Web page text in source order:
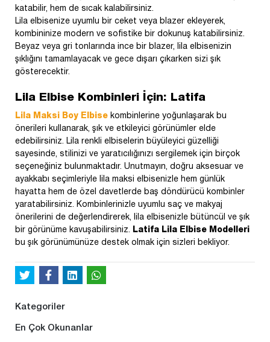
katabilir, hem de sıcak kalabilirsiniz.
Lila elbisenize uyumlu bir ceket veya blazer ekleyerek,
kombininize modern ve sofistike bir dokunuş katabilirsiniz.
Beyaz veya gri tonlarında ince bir blazer, lila elbisenizin
şıklığını tamamlayacak ve gece dışarı çıkarken sizi şık
gösterecektir.
Lila Elbise Kombinleri İçin: Latifa
Lila Maksi Boy Elbise kombinlerine yoğunlaşarak bu
önerileri kullanarak, şık ve etkileyici görünümler elde
edebilirsiniz. Lila renkli elbiselerin büyüleyici güzelliği
sayesinde, stilinizi ve yaratıcılığınızı sergilemek için birçok
seçeneğiniz bulunmaktadır. Unutmayın, doğru aksesuar ve
ayakkabı seçimleriyle lila maksi elbisenizle hem günlük
hayatta hem de özel davetlerde baş döndürücü kombinler
yaratabilirsiniz. Kombinlerinizle uyumlu saç ve makyaj
önerilerini de değerlendirerek, lila elbisenizle bütüncül ve şık
bir görünüme kavuşabilirsiniz.
Latifa Lila Elbise Modelleri
bu şık görünümünüze destek olmak için sizleri bekliyor.
Kategoriler
En Çok Okunanlar